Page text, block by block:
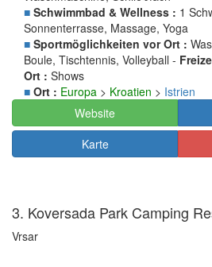
■ Schwimmbad & Wellness : 1
Sonnenterrasse, Massage, Yoga
■ Sportmöglichkeiten vor Ort :
Boule, Tischtennis, Volleyball -
Ort : Shows
■ Ort : Europa > Kroatien > Istrien
Website
Karte
3. Koversada Park Camping
Vrsar